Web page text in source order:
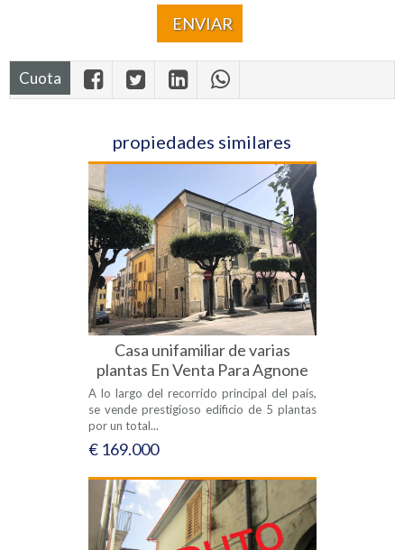
Cuota
propiedades similares
Casa unifamiliar de varias
plantas En Venta Para Agnone
A lo largo del recorrido principal del país,
se vende prestigioso edificio de 5 plantas
por un total...
€ 169.000